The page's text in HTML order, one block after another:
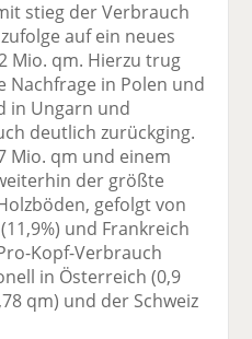
stieg der Verbrauch
auf ein neues
Mio. qm. Hierzu trug
Nachfrage in Polen und
in Ungarn und
deutlich zurückging.
Mio. qm und einem
der größte
gefolgt von
und Frankreich
Kopf-Verbrauch
in Österreich (0,9
qm) und der Schweiz